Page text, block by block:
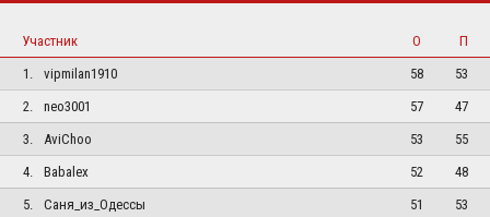
Участник О
П
1.
vipmilan1910 58
53
2.
neo3001 57
47
3.
AviChoo 53
55
4.
Babalex 52
48
5.
Саня_из_Одессы 51 53